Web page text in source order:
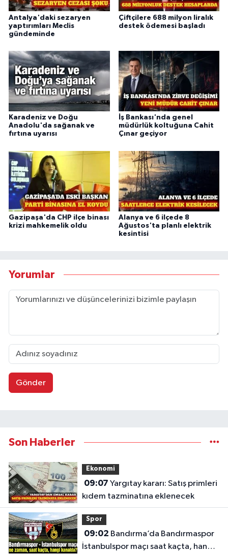
Antalya'daki sezaryen
yaptırımları Meclis
gündeminde
Çiftçilere 688 milyon liralık
destek ödemesi başladı
Karadeniz ve Doğu
Anadolu'da sağanak ve
fırtına uyarısı
İş Bankası'nda genel
müdürlük koltuğuna Cahit
Çınar geçiyor
Gazipaşa'da CHP ilçe binası
krizi mahkemelik oldu
Alanya ve 6 ilçede 8
Ağustos'ta planlı elektrik
kesintisi
Yorumlar
Gönder
Son Haberler
Ekonomi
09:07
kıdem tazminatına eklenecek
Spor
09:02
İstanbulspor maçı saat kaçta, hangi